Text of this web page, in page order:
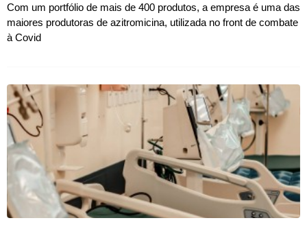
Com um portfólio de mais de 400 produtos, a empresa é uma das
maiores produtoras de azitromicina, utilizada no front de combate
à Covid